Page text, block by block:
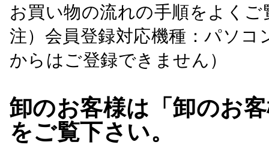
お買い物の流れの手順をよくご
注）会員登録対応機種：パソ
からはご登録できません）
卸のお客様は「卸のお
をご覧下さい。